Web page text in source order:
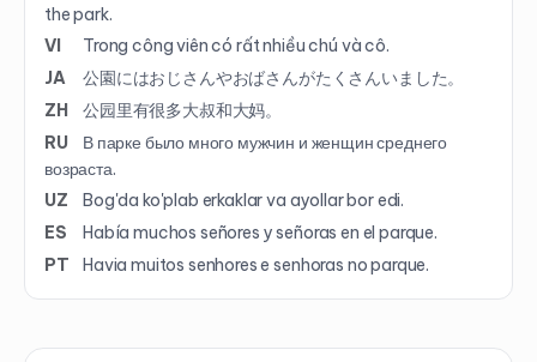
the park.
VI
Trong công viên có rất nhiều chú và cô.
JA
公園にはおじさんやおばさんがたくさんいました。
ZH
公园里有很多大叔和大妈。
RU
В парке было много мужчин и женщин среднего
возраста.
UZ
Bog'da ko'plab erkaklar va ayollar bor edi.
ES
Había muchos señores y señoras en el parque.
PT
Havia muitos senhores e senhoras no parque.